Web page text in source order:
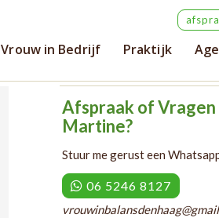
Vrouw in Bedrijf Praktijk
Afspraak of Vragen
Martine?
Stuur me gerust een
06 5246 8127